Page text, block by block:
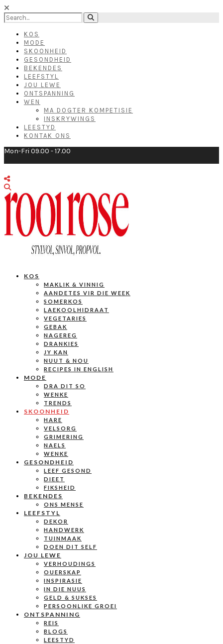
KOS
MODE
SKOONHEID
GESONDHEID
BEKENDES
LEEFSTYL
JOU LEWE
ONTSPANNING
WEN
MA DOGTER KOMPETISIE
INSKRYWINGS
LEESTYD
KONTAK ONS
Mon-Fri 09.00 - 17.00
KOS
MAKLIK & VINNIG
AANDETES VIR DIE WEEK
SOMERKOS
LAEKOOLHIDRAAT
VEGETARIES
GEBAK
NAGEREG
DRANKIES
JY KAN
NUUT & NOU
RECIPES IN ENGLISH
MODE
DRA DIT SO
WENKE
TRENDS
SKOONHEID
HARE
VELSORG
GRIMERING
NAELS
WENKE
GESONDHEID
LEEF GESOND
DIEET
FIKSHEID
BEKENDES
ONS MENSE
LEEFSTYL
DEKOR
HANDWERK
TUINMAAK
DOEN DIT SELF
JOU LEWE
VERHOUDINGS
OUERSKAP
INSPIRASIE
IN DIE NUUS
GELD & SUKSES
PERSOONLIKE GROEI
ONTSPANNING
REIS
BLOGS
LEESTYD